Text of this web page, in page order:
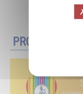
PROMOZIONI